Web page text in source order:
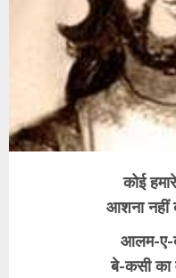
कोई
आशना नहीं
आलम-ए-
बे-कसी का